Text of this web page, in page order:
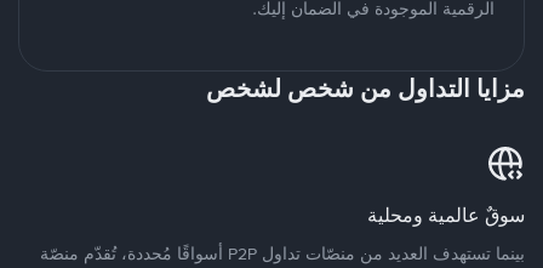
الرقمية الموجودة في الضمان إليك.
مزايا التداول من شخص لشخص
سوقٌ عالمية ومحلية
بينما تستهدف العديد من منصّات تداول P2P أسواقًا مُحددة، تُقدّم منصّة